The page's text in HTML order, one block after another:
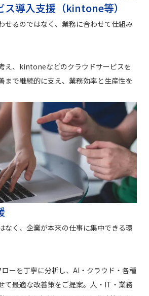
ス導入支援（kintone等）
せるのではなく、業務に合わせて仕組み
え、kintoneなどのクラウドサービスを
まで継続的に支え、業務効率と生産性を
なく、企業が本来の仕事に集中できる環
ローを丁寧に分析し、AI・クラウド・各種
て最適な改善策をご提案。人・IT・業務